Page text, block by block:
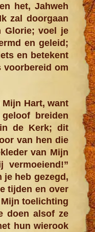
het, Jahweh
zal doorgaan
Glorie; voel je
en geleid;
en betekent
voorbereid om
Hart, want
breiden
de Kerk; dit
van hen die
van Mijn
vermoeiend!”
je heb gezegd,
tijden en over
toelichting
doen alsof ze
hun wierook